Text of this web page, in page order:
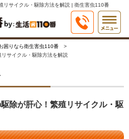
リサイクル・駆除方法を解説 | 衛生害虫110番
困りなら衛生害虫110番
リサイクル・駆除方法を解説
除が肝心！繁殖リサイクル・駆